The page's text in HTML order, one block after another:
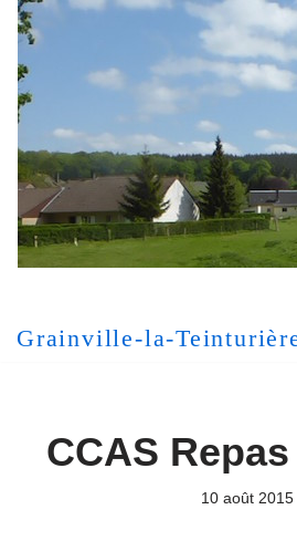
Aller
au
contenu
Grainville-la-
CCAS
10 août 2015